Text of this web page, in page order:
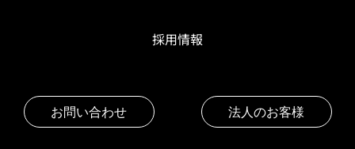
採用情報
お問い合わせ 法人のお客様